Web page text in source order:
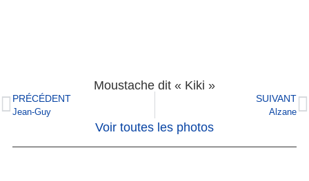
Moustache dit « Kiki »
PRÉCÉDENT
Jean-Guy
SUIVANT
Alzane
Voir toutes les photos